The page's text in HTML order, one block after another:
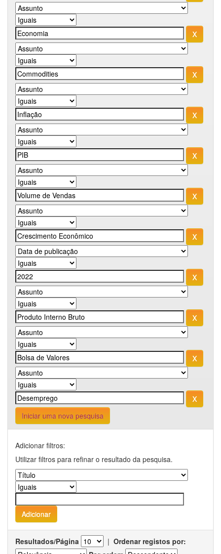
Iniciar uma nova pesquisa
Adicionar filtros:
Utilizar filtros para refinar o resultado da pesquisa.
Resultados/Página | Ordenar registos por: